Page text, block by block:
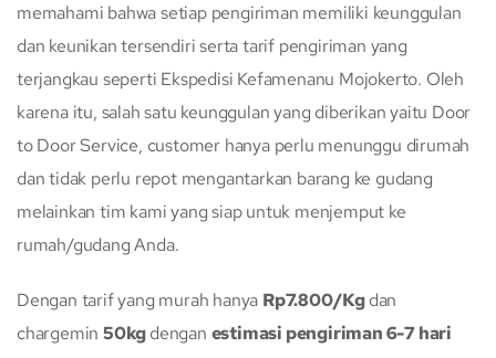
memahami bahwa setiap pengiriman memiliki keunggulan
dan keunikan tersendiri serta tarif pengiriman yang
terjangkau seperti Ekspedisi Kefamenanu Mojokerto. Oleh
karena itu, salah satu keunggulan yang diberikan yaitu Door
to Door Service, customer hanya perlu menunggu dirumah
dan tidak perlu repot mengantarkan barang ke gudang
melainkan tim kami yang siap untuk menjemput ke
rumah/gudang Anda.
Dengan tarif yang murah hanya Rp7.800/Kgdan
chargemin50kgdengan estimasi pengiriman 6-7 hari